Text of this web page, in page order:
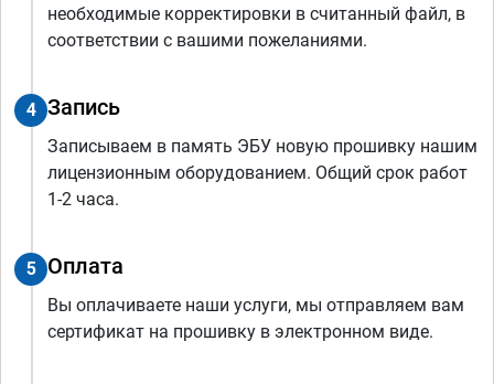
необходимые корректировки в считанный файл, в
соответствии с вашими пожеланиями.
4 Запись
Записываем в память ЭБУ новую прошивку нашим
лицензионным оборудованием. Общий срок работ
1-2 часа.
5 Оплата
Вы оплачиваете наши услуги, мы отправляем вам
сертификат на прошивку в электронном виде.